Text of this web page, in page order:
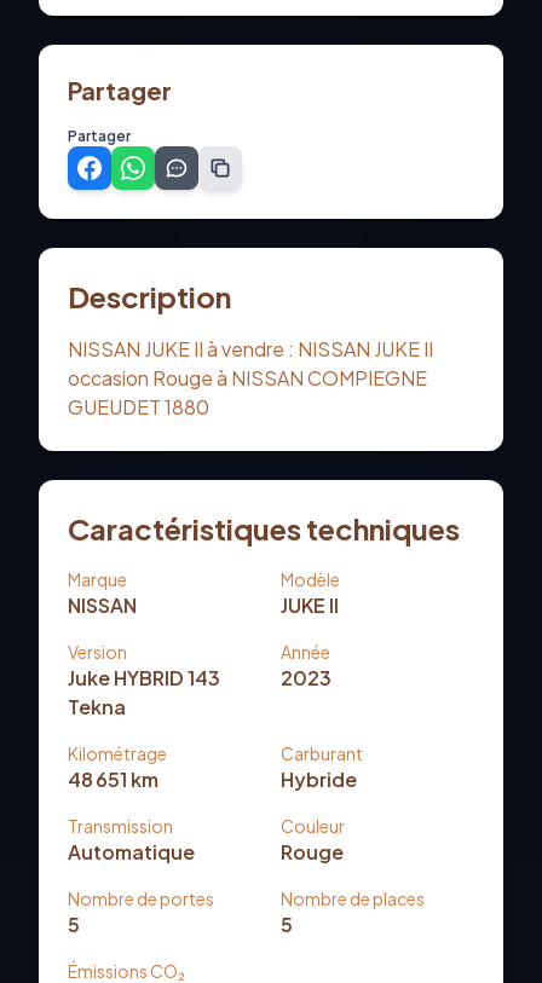
Partager
Partager
Description
NISSAN JUKE II à vendre : NISSAN JUKE II
occasion Rouge à NISSAN COMPIEGNE
GUEUDET 1880
Caractéristiques techniques
Marque
NISSAN
Modèle
JUKE II
Version
Juke HYBRID 143
Tekna
Année
2023
Kilométrage
48 651 km
Carburant
Hybride
Transmission
Automatique
Couleur
Rouge
Nombre de portes
5
Nombre de places
5
Émissions CO₂